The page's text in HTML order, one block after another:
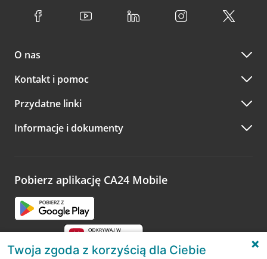
O nas
Kontakt i pomoc
Przydatne linki
Informacje i dokumenty
Pobierz aplikację CA24 Mobile
Twoja zgoda z korzyścią dla Ciebie